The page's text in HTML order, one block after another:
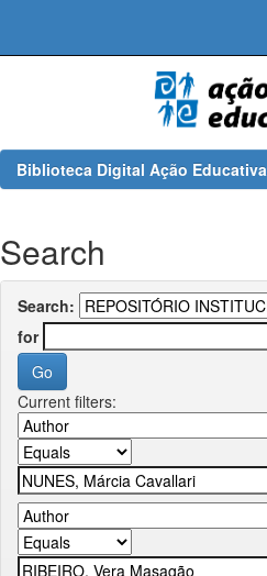
Biblioteca Digital Ação Educativa
Search
Search:
for
Current filters: